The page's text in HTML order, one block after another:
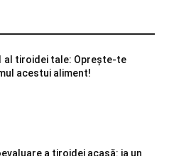
al tiroidei tale: Oprește-te
acestui aliment!
a tiroidei acasă: ia un